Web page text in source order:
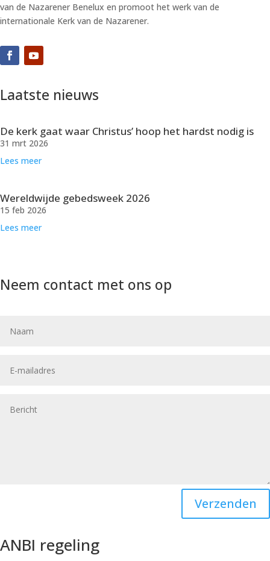
van de Nazarener Benelux en promoot het werk van de
internationale Kerk van de Nazarener.
Laatste nieuws
De kerk gaat waar Christus’ hoop het hardst nodig is
31 mrt 2026
Lees meer
Wereldwijde gebedsweek 2026
15 feb 2026
Lees meer
Neem contact met ons op
Verzenden
ANBI regeling